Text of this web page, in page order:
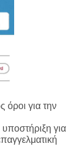
όροι για την
για